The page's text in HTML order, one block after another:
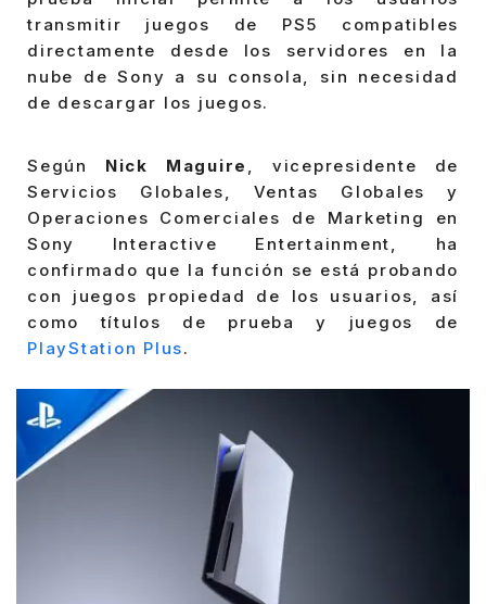
transmitir juegos de PS5 compatibles
directamente desde los servidores en la
nube de Sony a su consola, sin necesidad
de descargar los juegos.
Según Nick Maguire , vicepresidente de
Servicios Globales, Ventas Globales y
Operaciones Comerciales de Marketing en
Sony Interactive Entertainment, ha
confirmado que la función se está probando
con juegos propiedad de los usuarios, así
como títulos de prueba y juegos de
PlayStation Plus.